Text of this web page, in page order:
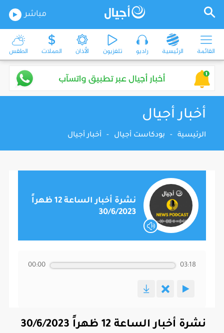
مباشر
القائمة الرئيسية راديو تلفزيون الأذان العملات الطقس
أخبار أجيال
الرئيسية - بودكاست أجيال - أخبار أجيال
نشرة أخبار الساعة 12 ظهراً
30/6/2023
00:00 03:18
نشرة أخبار الساعة 12 ظهراً 30/6/2023